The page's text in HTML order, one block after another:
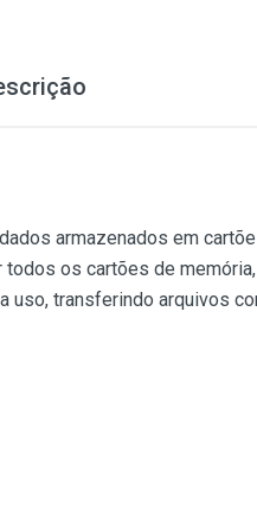
armazenados em
os cartões de
uso, transferindo arquivos